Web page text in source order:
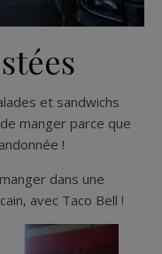
et sandwichs
manger parce que
!
dans une
avec Taco Bell !